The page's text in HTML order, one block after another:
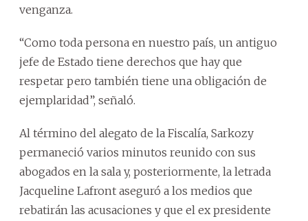
venganza.
“Como toda persona en nuestro país, un antiguo
jefe de Estado tiene derechos que hay que
respetar pero también tiene una obligación de
ejemplaridad”, señaló.
Al término del alegato de la Fiscalía, Sarkozy
permaneció varios minutos reunido con sus
abogados en la sala y, posteriormente, la letrada
Jacqueline Lafront aseguró a los medios que
rebatirán las acusaciones y que el ex presidente